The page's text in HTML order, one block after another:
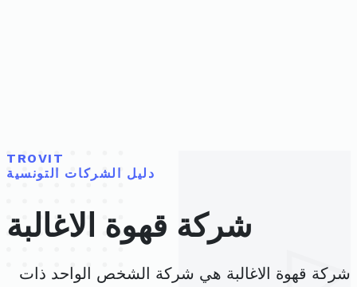
TROVIT
دليل الشركات التونسية
شركة قهوة الاغالبة
شركة قهوة الاغالبة هي شركة الشخص الواحد ذات